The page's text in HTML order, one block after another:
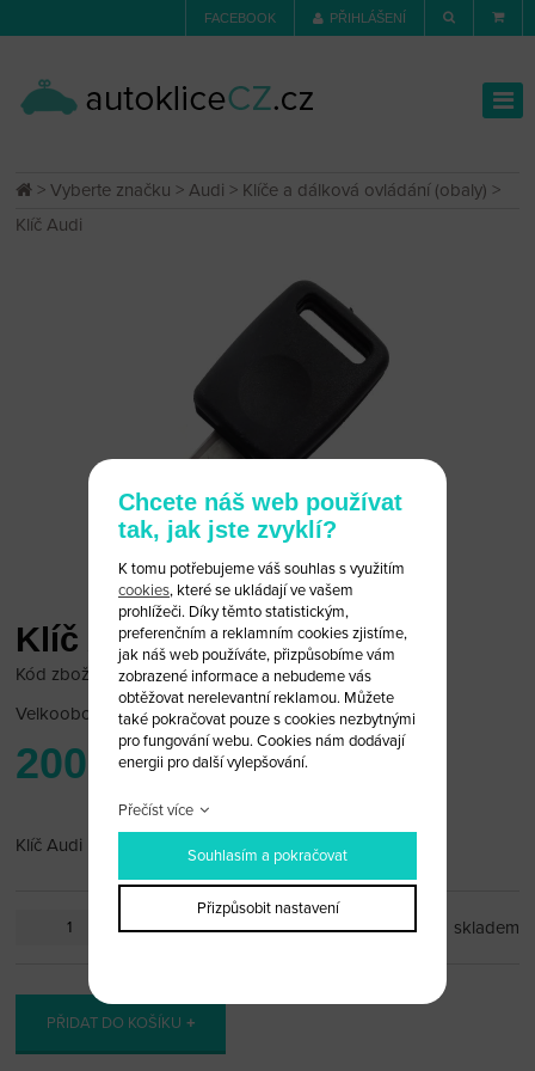
FACEBOOK PŘIHLÁŠENÍ
>Vyberte značku >Audi > Klíče a dálková ovládání (obaly) >
Klíč Audi
Klíč Audi
Kód zboží: Audi 17/43
Velkoobchodní cena:po přihlášení
200 Kč
Klíč Audi možno vložit čip
ks skladem
PŘIDAT DO KOŠÍKU
Chcete náš web používat
tak, jak jste zvyklí?
K tomu potřebujeme váš souhlas s využitím
cookies, které se ukládají ve vašem
prohlížeči. Díky těmto statistickým,
preferenčním a reklamním cookies zjistíme,
jak náš web používáte, přizpůsobíme vám
zobrazené informace a nebudeme vás
obtěžovat nerelevantní reklamou. Můžete
také pokračovat pouze s cookies nezbytnými
pro fungování webu. Cookies nám dodávají
energii pro další vylepšování.
Přečíst více
Souhlasím a pokračovat
Přizpůsobit nastavení